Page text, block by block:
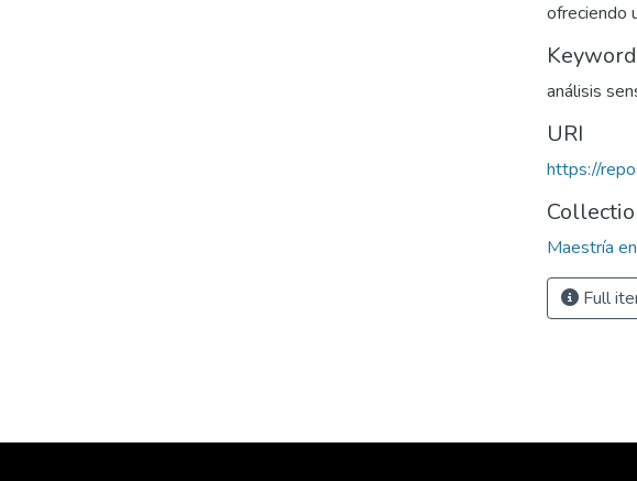
ofreciendo
análisis
URI
https://
Maestría
Full